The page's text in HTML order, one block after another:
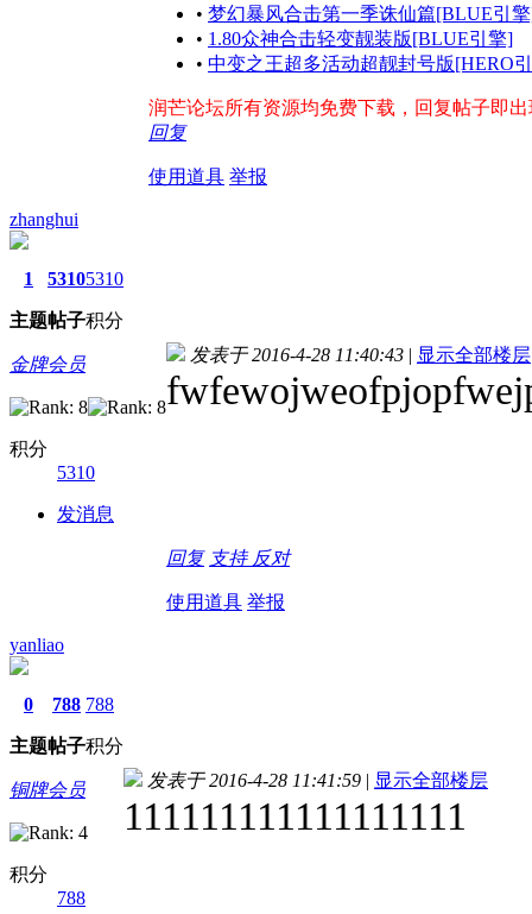
• 梦幻暴风合击第一季诛仙篇[BLUE引
• 1.80众神合击轻变靓装版[BLUE引擎]
• 中变之王超多活动超靓封号版[HERO
润芒论坛所有资源均免费下载，回复帖子即
回复
使用道具 举报
zhanghui
1
主题
5310
帖子
5310
积分
金牌会员
积分
5310
发消息
发表于 2016-4-28 11:40:43 | 显示全部楼层
回复 支持 反对
使用道具 举报
yanliao
0
主题
788
帖子
788
积分
铜牌会员
积分
788
发表于 2016-4-28 11:41:59 | 显示全部楼层
111111111111111111